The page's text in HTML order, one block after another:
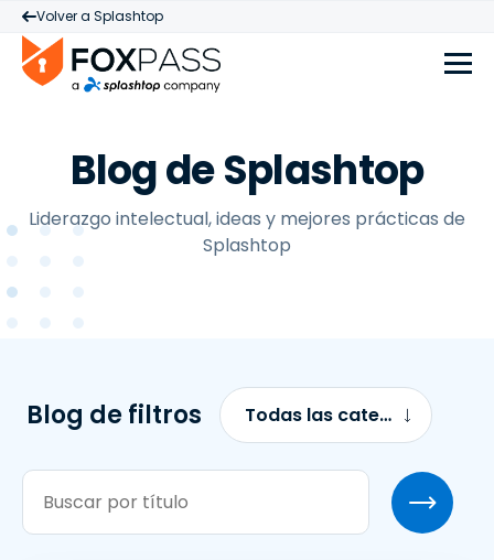
Volver a Splashtop
Blog de Splashtop
Liderazgo intelectual, ideas y mejores prácticas de
Splashtop
Blog de filtros Todas las categorías